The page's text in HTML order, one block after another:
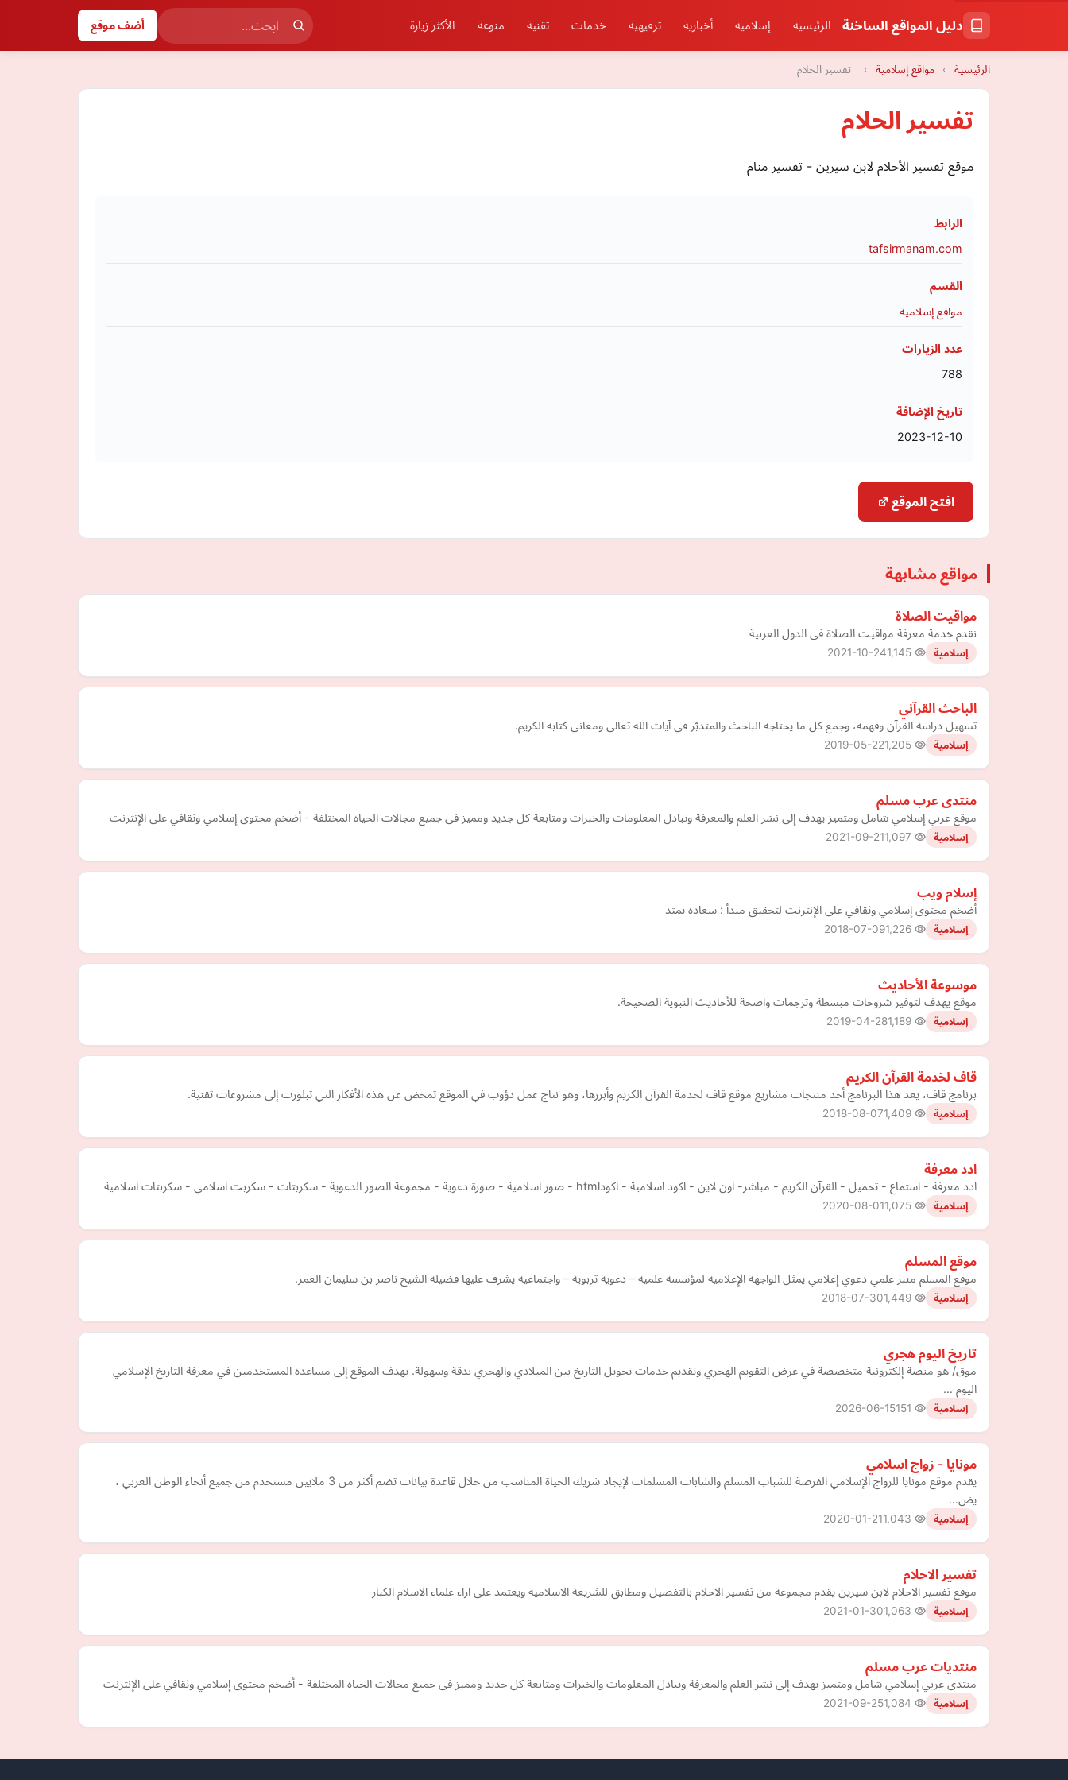
دليل المواقع الساخنة الرئيسية إسلامية أخبارية ترفيهية خدمات تقنية منوعة الأكثر زيارة أضف موقع
الرئيسية › مواقع إسلامية › تفسير الحلام
تفسير الحلام
موقع تفسير الأحلام لابن سيرين - تفسير منام
الرابط
tafsirmanam.com
القسم
مواقع إسلامية
عدد الزيارات
788
تاريخ الإضافة
2023-12-10
افتح الموقع
مواقع مشابهة
مواقيت الصلاة
نقدم خدمة معرفة مواقيت الصلاة فى الدول العربية
إسلامية 2021-10-24
الباحث القرآني
تسهيل دراسة القرآن وفهمه، وجمع كل ما يحتاجه الباحث والمتدبّر في آيات الله تعالى ومعاني كتابه الكريم.
إسلامية 2019-05-22
منتدى عرب مسلم
موقع عربي إسلامي شامل ومتميز يهدف إلى نشر العلم والمعرفة وتبادل المعلومات والخبرات ومتابعة كل جديد ومميز فى جميع مجالات الحياة المختلفة - أضخم محتوى إسلامي وثقافي على الإنترنت
إسلامية 2021-09-21
إسلام ويب
أضخم محتوى إسلامي وثقافي على الإنترنت لتحقيق مبدأ : سعادة تمتد
إسلامية 2018-07-09
موسوعة الأحاديث
موقع يهدف لتوفير شروحات مبسطة وترجمات واضحة للأحاديث النبوية الصحيحة.
إسلامية 2019-04-28
قاف لخدمة القرآن الكريم
برنامج قاف، يعد هذا البرنامج أحد منتجات مشاريع موقع قاف لخدمة القرآن الكريم وأبرزها، وهو نتاج عمل دؤوب في الموقع تمخض عن هذه الأفكار التي تبلورت إلى مشروعات تقنية.
إسلامية 2018-08-07
ادد معرفة
ادد معرفة - استماع - تحميل - القرآن الكريم - مباشر- اون لاين - اكود اسلامية - اكودhtml - صور اسلامية - صورة دعوية - مجموعة الصور الدعوية - سكربتات - سكربت اسلامي - سكربتات اسلامية
إسلامية 2020-08-01
موقع المسلم
موقع المسلم منبر علمي دعوي إعلامي يمثل الواجهة الإعلامية لمؤسسة علمية – دعوية تربوية – واجتماعية يشرف عليها فضيلة الشيخ ناصر بن سليمان العمر.
إسلامية 2018-07-30
تاريخ اليوم هجري
موق/ هو منصة إلكترونية متخصصة في عرض التقويم الهجري وتقديم خدمات تحويل التاريخ بين الميلادي والهجري بدقة وسهولة. يهدف الموقع إلى مساعدة المستخدمين في معرفة التاريخ الإسلامي
اليوم …
إسلامية 2026-06-15
مونايا - زواج اسلامي
يقدم موقع مونايا للزواج الإسلامي الفرصة للشباب المسلم والشابات المسلمات لإيجاد شريك الحياة المناسب من خلال قاعدة بيانات تضم أكثر من 3 ملايين مستخدم من جميع أنحاء الوطن العربي ،
يض…
إسلامية 2020-01-21
تفسير الاحلام
موقع تفسير الاحلام لابن سيرين يقدم مجموعة من تفسير الاحلام بالتفصيل ومطابق للشريعة الاسلامية ويعتمد على اراء علماء الاسلام الكبار
إسلامية 2021-01-30
منتديات عرب مسلم
منتدى عربي إسلامي شامل ومتميز يهدف إلى نشر العلم والمعرفة وتبادل المعلومات والخبرات ومتابعة كل جديد ومميز فى جميع مجالات الحياة المختلفة - أضخم محتوى إسلامي وثقافي على الإنترنت
إسلامية 2021-09-25